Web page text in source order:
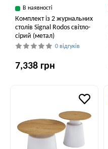
В наявності
Комплект із 2 журнальних
столів Signal Rodos світло-
сірий (метал)
0 відгуків
7,338 грн